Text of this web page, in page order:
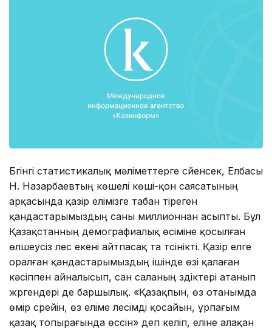
Бүгінгі статистикалық мәліметтерге сүйенсек, Елбасы
Н. Назарбаевтың көшелі көші-қон саясатының
арқасында қазір елімізге табан тіреген
қандастарымыздың саны миллионнан асыпты. Бұл
Қазақстанның демографиалық өсіміне қосылған
өлшеусіз үлес екені айтпасақ та түсінікті. Қазір елге
оралған қандастарымыздың ішінде өзі қалаған
кәсіппен айналысып, сан саланың үздіктері атанып
жүргендері де баршылық. «Қазақпын, өз отанымда
өмір сүрейін, өз еліме үлесімді қосайын, ұрпағым
қазақ топырағында өссін» деп келіп, еліне алақан